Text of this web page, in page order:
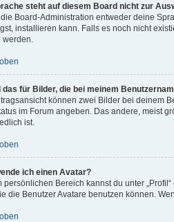
steht auf diesem Board nicht zur
Board-Administration entweder deine
installieren kann. Falls es noch nicht
das für Bilder, die bei meinem
können zwei Bilder bei deinem
im Forum angeben. Das andere, meist
ist.
ich einen Avatar?
persönlichen Bereich kannst du unter
die Benutzer Avatare benutzen können.